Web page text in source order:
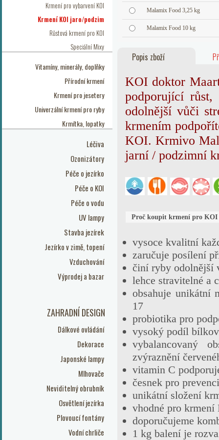
Krmení pro vybarvení KOI
Krmení KOI jaro/podzim
Růstová krmení pro KOI
Speciální Mixy
Vitamíny, minerály, doplňky
Přírodní krmení
Krmení pro jesetery
Univerzální krmení pro ryby
Krmítka, lopatky
Léčiva
Ozonizátory
Péče o jezírko
Péče o KOI
Péče o vodu
UV lampy
Stavba jezírek
Jezírko v zimě, topení
Vzduchování
Výprodej a bazar
ZAHRADNÍ DESIGN
Dálkové ovládání
Dekorace
Japonské lampy
Mlhovače
Neviditelný obrubník
Osvětlení jezírka
Plovoucí fontány
Vodní chrliče
Malamix Food 3,25 kg
Malamix Food 10 kg
Popis zboží
KOI doktor
podporující
odolnější vůči
krmením
KOI. Krmivo
jarní / podzimní
Proč koupit krmení pro
vysoce kvalitní
zaručuje posílení
činí ryby odolnější
lehce stravitelné a
obsahuje unikátní
17
probiotika pro
vysoký podíl
vybalancovaný
zvýraznění
vitamin C
česnek pro
unikátní složení
vhodné pro
doporučujeme
1 kg balení je